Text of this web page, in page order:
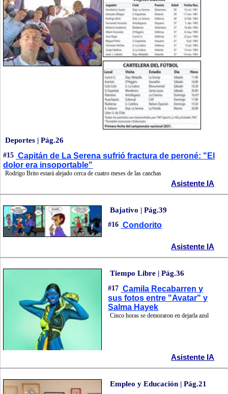
Deportes | Pág.26
#15 Capitán de La Serena sufrió fractura de peroné: "El
dolor era insoportable"
Rodrigo Brito estará alejado cerca de cuatro meses de las canchas
Asistente IA
Bajativo | Pág.39
#16 Condorito
Asistente IA
Tiempo Libre | Pág.36
#17 Camila Recabarren y
sus fotos entre "Avatar" y
Salma Hayek
Cinco horas se demoraron en dejarla azul
Asistente IA
Empleo y Educación | Pág.21